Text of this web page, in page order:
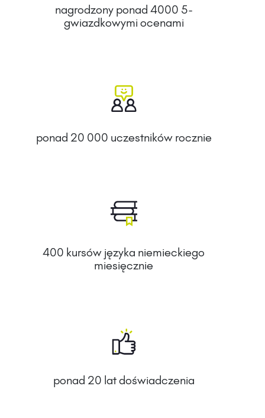
nagrodzony ponad 4000 5-
gwiazdkowymi ocenami
ponad 20 000 uczestników rocznie
400 kursów języka niemieckiego
miesięcznie
ponad 20 lat doświadczenia